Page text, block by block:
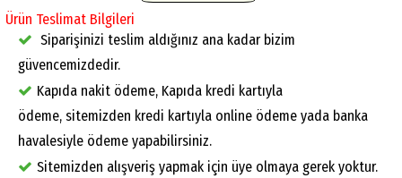
Ürün Teslimat Bilgileri
Siparişinizi teslim aldığınız ana kadar bizim
güvencemizdedir.
Kapıda nakit ödeme, Kapıda kredi kartıyla
ödeme, sitemizden kredi kartıyla online ödeme yada banka
havalesiyle ödeme yapabilirsiniz.
Sitemizden alışveriş yapmak için üye olmaya gerek yoktur.